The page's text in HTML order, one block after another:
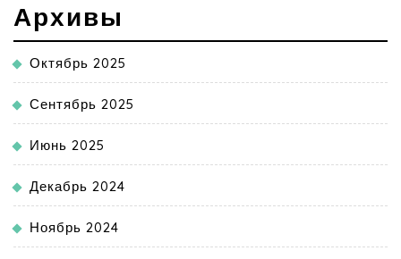
Архивы
Октябрь 2025
Сентябрь 2025
Июнь 2025
Декабрь 2024
Ноябрь 2024